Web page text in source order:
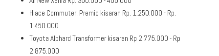
Hiace Commuter, Premio kisaran Rp. 1.250.000 - Rp.
1.450.000
Toyota Alphard Transformer kisaran Rp 2.775.000 - Rp
2.875.000